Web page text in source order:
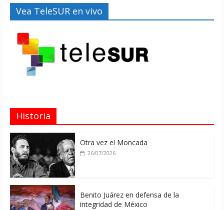
Vea TeleSUR en vivo
Historia
Otra vez el Moncada
26/07/2026
Benito Juárez en defensa de la
integridad de México